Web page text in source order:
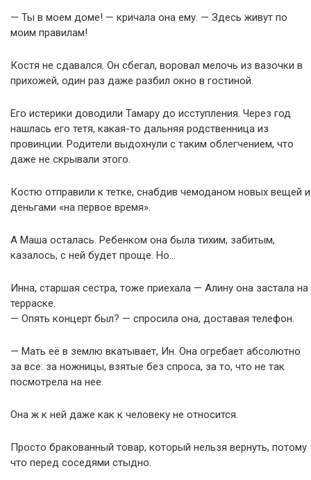
— Ты в моем доме! — кричала она ему. — Здесь живут по
моим правилам!
Костя не сдавался. Он сбегал, воровал мелочь из вазочки в
прихожей, один раз даже разбил окно в гостиной.
Его истерики доводили Тамару до исступления. Через год
нашлась его тетя, какая-то дальняя родственница из
провинции. Родители выдохнули с таким облегчением, что
даже не скрывали этого.
Костю отправили к тетке, снабдив чемоданом новых вещей и
деньгами «на первое время».
А Маша осталась. Ребенком она была тихим, забитым,
казалось, с ней будет проще. Но…
Инна, старшая сестра, тоже приехала — Алину она застала на
терраске.
— Опять концерт был? — спросила она, доставая телефон.
— Мать её в землю вкатывает, Ин. Она огребает абсолютно
за все: за ножницы, взятые без спроса, за то, что не так
посмотрела на нее.
Она ж к ней даже как к человеку не относится.
Просто бракованный товар, который нельзя вернуть, потому
что перед соседями стыдно.